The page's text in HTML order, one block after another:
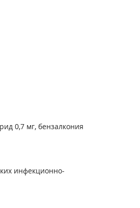
0,7 мг, бензалкония
инфекционно-